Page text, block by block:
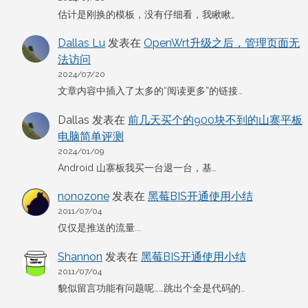
估计是刚换的模板，没有仔细看，我瞅瞅。
Dallas Lu 发表在 OpenWrt升级之后，管理页面无
法访问
2024/07/20
文章内容中插入了太多的“阅读更多”的链接…
Dallas 发表在 前几天买个的900块不到的山寨平板
电脑简单评测
2024/01/09
Android 山寨板我买一台退一台，基…
nonozone 发表在 黑莓BIS开通使用小结
2011/07/04
仅仅是推送的流量...
Shannon 发表在 黑莓BIS开通使用小结
2011/07/04
貌似留言功能有问题呢……跳出个全是代码的…